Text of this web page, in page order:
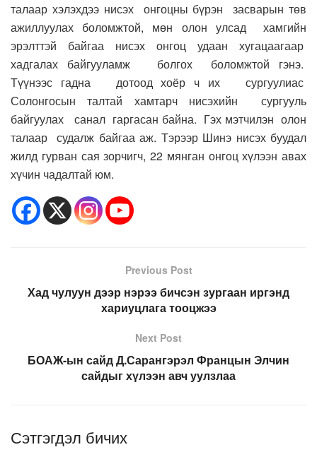
талаар хэлэхдээ нисэх онгоцны бүрэн засварын төв
ажиллуулах боломжтой, мөн олон улсад хамгийн
эрэлттэй байгаа нисэх онгоц удаан хугацаагаар
хадгалах байгууламж болгох боломжтой гэнэ.
Түүнээс гадна дотоод хоёр ч их сургуулиас
Солонгосын талтай хамтарч нисэхийн сургууль
байгуулах санал гаргасан байна. Гэх мэтчилэн олон
талаар судалж байгаа аж. Тэрээр Шинэ нисэх буудал
жилд гурван сая зорчигч, 22 мянган онгоц хүлээн авах
хүчин чадалтай юм.
Previous Post
Хад чулуун дээр нэрээ бичсэн зургаан иргэнд
хариуцлага тооцжээ
Next Post
БОАЖ-ын сайд Д.Сарангэрэл Францын Элчин
сайдыг хүлээн авч уулзлаа
Сэтгэгдэл бичих